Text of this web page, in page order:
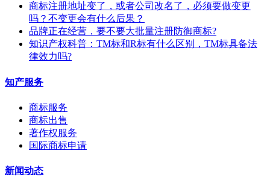
商标注册地址变了，或者公司改名了，必须要做变更
吗？不变更会有什么后果？
​品牌正在经营，要不要大批量注册防御商标?
知识产权科普：TM标和R标有什么区别，TM标具备法
律效力吗?
知产服务
商标服务
商标出售
著作权服务
国际商标申请
新闻动态